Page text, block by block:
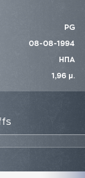
PG
08-08-1994
ΗΠΑ
1,96 μ.